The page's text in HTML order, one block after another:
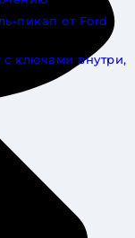
пикап от Ford
ключами внутри,